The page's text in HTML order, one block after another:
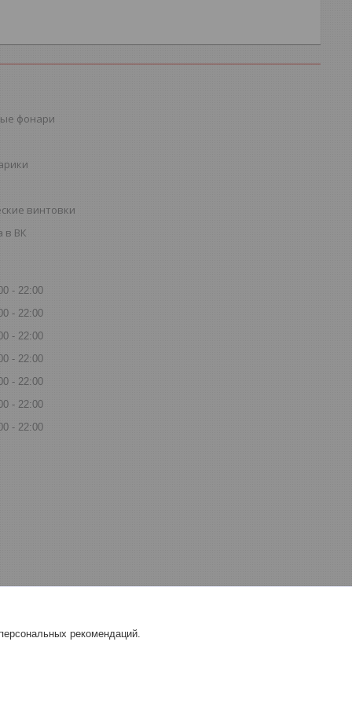
фонари
винтовки
в ВК
22:00
22:00
22:00
22:00
22:00
22:00
22:00
рекомендаций.